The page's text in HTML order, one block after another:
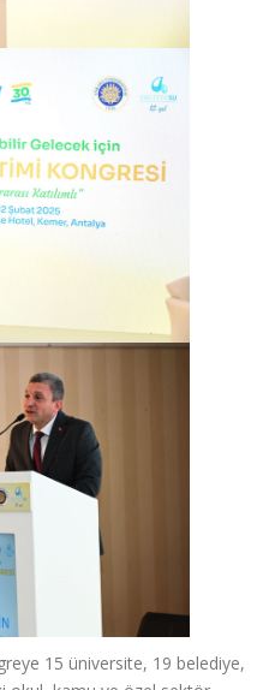
15 üniversite, 19 belediye,